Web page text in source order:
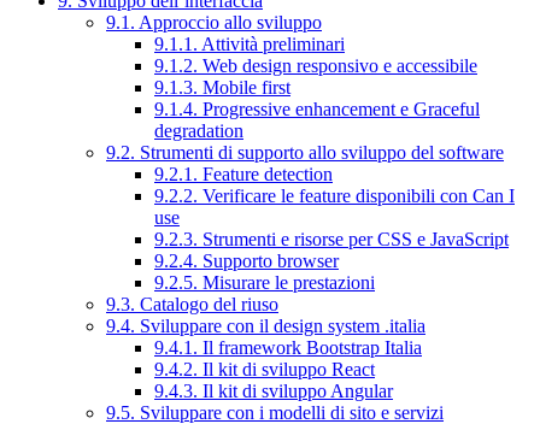
9.1. Approccio allo sviluppo
9.1.1. Attività preliminari
9.1.2. Web design responsivo e accessibile
9.1.3. Mobile first
9.1.4. Progressive enhancement e Graceful
degradation
9.2. Strumenti di supporto allo sviluppo del software
9.2.1. Feature detection
9.2.2. Verificare le feature disponibili con Can I
use
9.2.3. Strumenti e risorse per CSS e JavaScript
9.2.4. Supporto browser
9.2.5. Misurare le prestazioni
9.3. Catalogo del riuso
9.4. Sviluppare con il design system .italia
9.4.1. Il framework Bootstrap Italia
9.4.2. Il kit di sviluppo React
9.4.3. Il kit di sviluppo Angular
9.5. Sviluppare con i modelli di sito e servizi